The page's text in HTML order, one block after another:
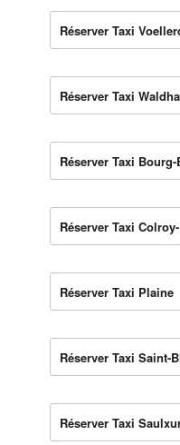
Réserver Taxi
Réserver Taxi
Réserver Taxi
Réserver Taxi
Réserver Taxi Plaine
Réserver Taxi Saint-
Réserver Taxi